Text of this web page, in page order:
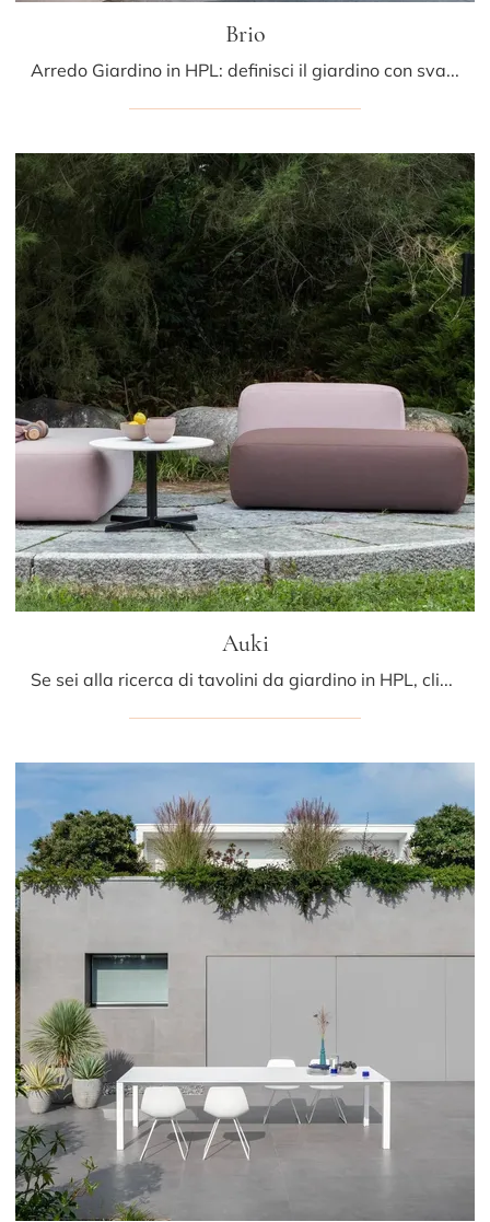
Brio
Arredo Giardino in HPL: definisci il giardino con svariate offerte di tavolini da giardino della firma LaPalma.
Auki
Se sei alla ricerca di tavolini da giardino in HPL, clicca e ottieni informazioni sul modello Auki della marca LaPalma.